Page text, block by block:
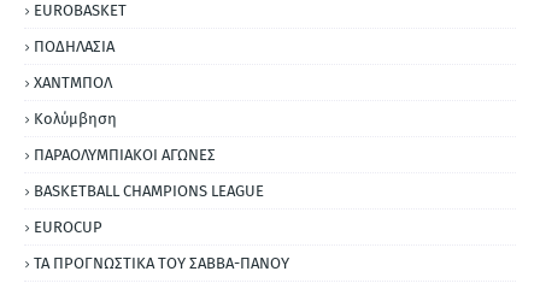
EUROBASKET
ΠΟΔΗΛΑΣΙΑ
ΧΑΝΤΜΠΟΛ
Κολύμβηση
ΠΑΡΑΟΛΥΜΠΙΑΚΟΙ ΑΓΩΝΕΣ
BASKETBALL CHAMPIONS LEAGUE
EUROCUP
ΤΑ ΠΡΟΓΝΩΣΤΙΚΑ ΤΟΥ ΣΑΒΒΑ-ΠΑΝΟΥ